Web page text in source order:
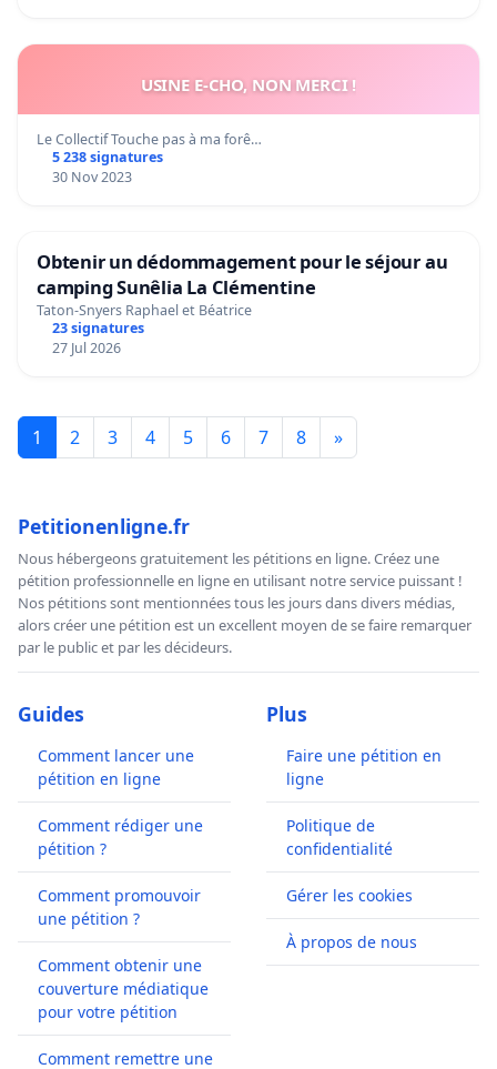
USINE E-CHO, NON MERCI !
Le Collectif Touche pas à ma forê…
5 238 signatures
30 Nov 2023
Obtenir un dédommagement pour le séjour au
camping Sunêlia La Clémentine
Taton-Snyers Raphael et Béatrice
23 signatures
27 Jul 2026
1 2 3 4 5 6 7 8 »
Petitionenligne.fr
Nous hébergeons gratuitement les pétitions en ligne. Créez une
pétition professionnelle en ligne en utilisant notre service puissant !
Nos pétitions sont mentionnées tous les jours dans divers médias,
alors créer une pétition est un excellent moyen de se faire remarquer
par le public et par les décideurs.
Guides
Comment lancer une
pétition en ligne
Comment rédiger une
pétition ?
Comment promouvoir
une pétition ?
Comment obtenir une
couverture médiatique
pour votre pétition
Comment remettre une
Plus
Faire une pétition en
ligne
Politique de
confidentialité
Gérer les cookies
À propos de nous